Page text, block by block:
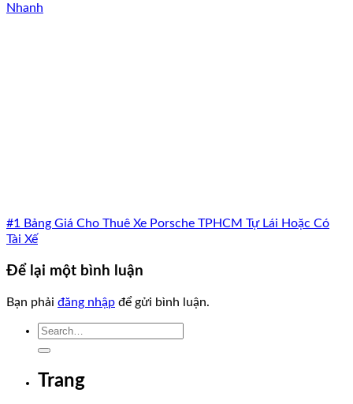
Nhanh
#1 Bảng Giá Cho Thuê Xe Porsche TPHCM Tự Lái Hoặc Có
Tài Xế
Để lại một bình luận
Bạn phải đăng nhập để gửi bình luận.
Trang